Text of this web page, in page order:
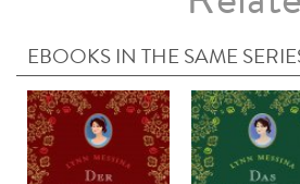
EBOOKS IN THE SAME